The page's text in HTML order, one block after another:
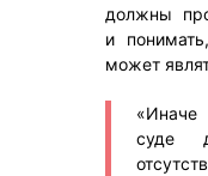
должны
и
может
суде